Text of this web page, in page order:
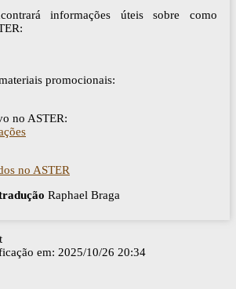
informações úteis sobre como
promocionais:
no ASTER:
​​no ASTER
Raphael Braga
em: 2025/10/26 20:34